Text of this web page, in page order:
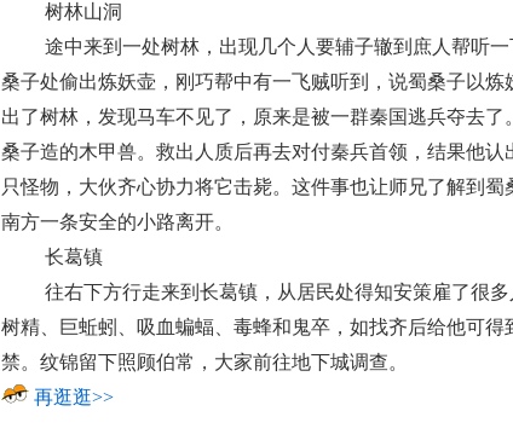
树林山洞
途中来到一处树林，出现几个人要辅子辙到庶人帮听一
桑子处偷出炼妖壶，刚巧帮中有一飞贼听到，说蜀桑子以
出了树林，发现马车不见了，原来是被一群秦国逃兵夺去
桑子造的木甲兽。救出人质后再去对付秦兵首领，结果他
只怪物，大伙齐心协力将它击毙。这件事也让师兄了解到
南方一条安全的小路离开。
长葛镇
往右下方行走来到长葛镇，从居民处得知安策雇了很多
树精、巨蚯蚓、吸血蝙蝠、毒蜂和鬼卒，如找齐后给他可
禁。纹锦留下照顾伯常，大家前往地下城调查。
再逛逛>>